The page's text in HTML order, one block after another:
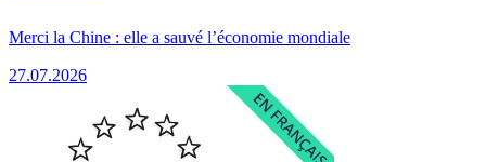
Merci la Chine : elle a sauvé l’économie mondiale
27.07.2026